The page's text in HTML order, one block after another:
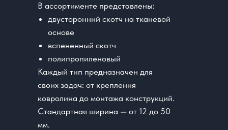
В ассортименте представлены:
двусторонний скотч на тканевой
основе
вспененный скотч
полипропиленовый
Каждый тип предназначен для
своих задач: от крепления
ковролина до монтажа конструкций.
Стандартная ширина — от 12 до 50
мм.